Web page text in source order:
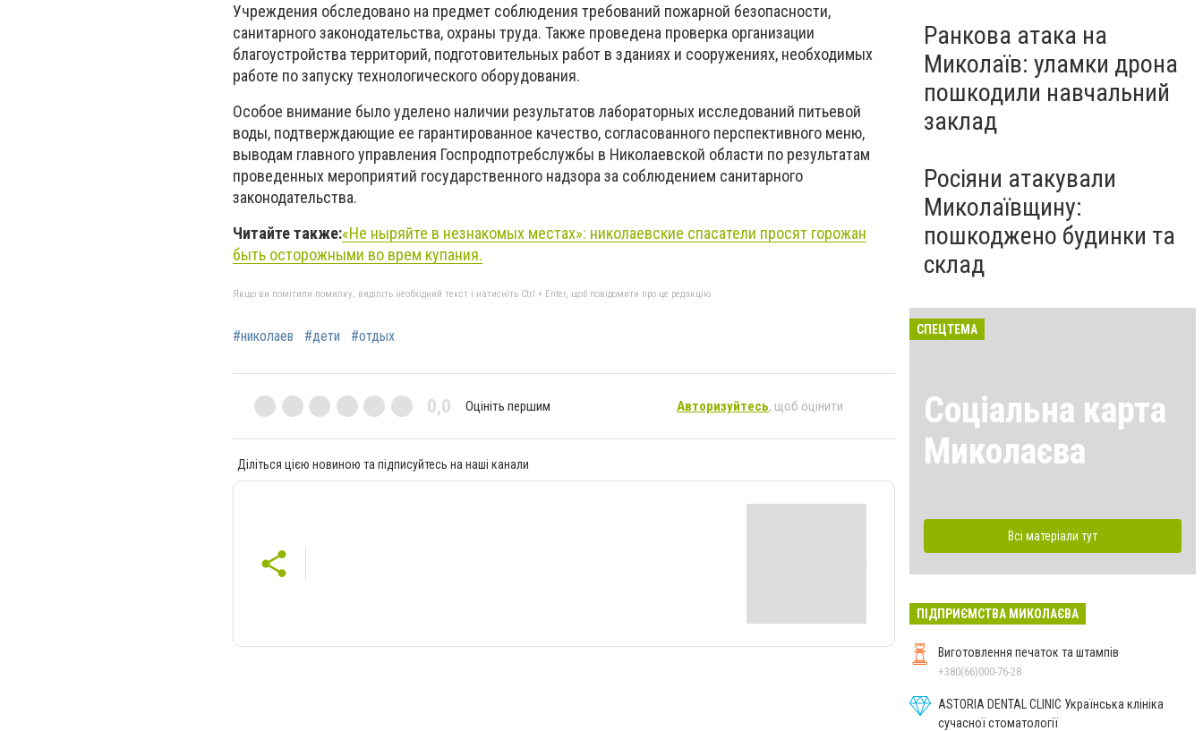
Учреждения обследовано на предмет соблюдения требований пожарной безопасности,
санитарного законодательства, охраны труда. Также проведена проверка организации
благоустройства территорий, подготовительных работ в зданиях и сооружениях, необходимых
работе по запуску технологического оборудования.
Особое внимание было уделено наличии результатов лабораторных исследований питьевой
воды, подтверждающие ее гарантированное качество, согласованного перспективного меню,
выводам главного управления Госпродпотребслужбы в Николаевской области по результатам
проведенных мероприятий государственного надзора за соблюдением санитарного
законодательства.
Читайте также:«Не ныряйте в незнакомых местах»: николаевские спасатели просят горожан
быть осторожными во врем купания.
Якщо ви помітили помилку, виділіть необхідний текст і натисніть Ctrl + Enter, щоб повідомити про це редакцію
#николаев #дети #отдых
0,0 Оцініть першим Авторизуйтесь, щоб оцінити
Діліться цією новиною та підписуйтесь на наші канали
Ранкова атака на
Миколаїв: уламки дрона
пошкодили навчальний
заклад
Росіяни атакували
Миколаївщину:
пошкоджено будинки та
склад
СПЕЦТЕМА
Соціальна карта
Миколаєва
Всі матеріали тут
ПІДПРИЄМСТВА МИКОЛАЄВА
Виготовлення печаток та штампів
+380(66)000-76-28
ASTORIA DENTAL CLINIC Українська клініка
сучасної стоматології